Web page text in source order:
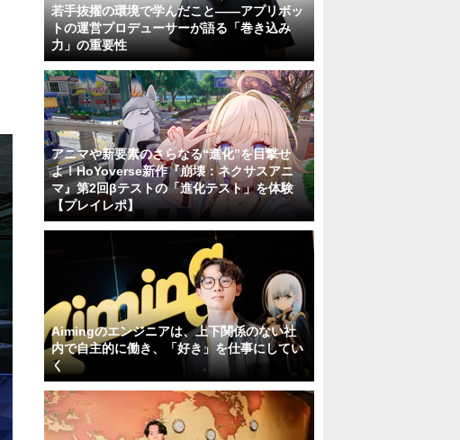
若手抜擢の環境で学んだこと――アプリボッ
トの運営プロデューサーが語る「巻き込み
力」の重要性
アニマや新要素のさらなる“進化”を目撃せ
よ！HoYoverse新作『崩壊：ネクサスアニ
マ』第2回βテストの「進化テスト」を体験
【プレイレポ】
Aimingのエンジニアは、上下関係のない社
内で自主的に働き、「好き」を仕事にしてい
く